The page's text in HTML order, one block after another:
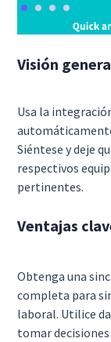
Visión
Usa la
Siéntese y deje
respectivos
pertinentes.
Ventajas
Obtenga una
completa para
laboral. Utilice
tomar